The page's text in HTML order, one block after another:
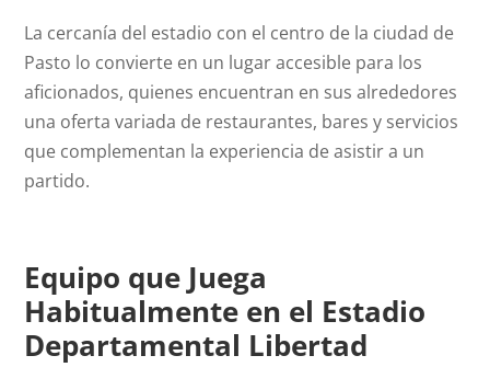
La cercanía del estadio con el centro de la ciudad de
Pasto lo convierte en un lugar accesible para los
aficionados, quienes encuentran en sus alrededores
una oferta variada de restaurantes, bares y servicios
que complementan la experiencia de asistir a un
partido.
Equipo que Juega
Habitualmente en el Estadio
Departamental Libertad